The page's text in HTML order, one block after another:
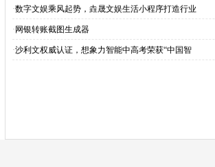
·数字文娱乘风起势，垚晟文娱生活小程序打造行业
· 网银转账截图生成器
·沙利文权威认证，想象力智能中高考荣获“中国智